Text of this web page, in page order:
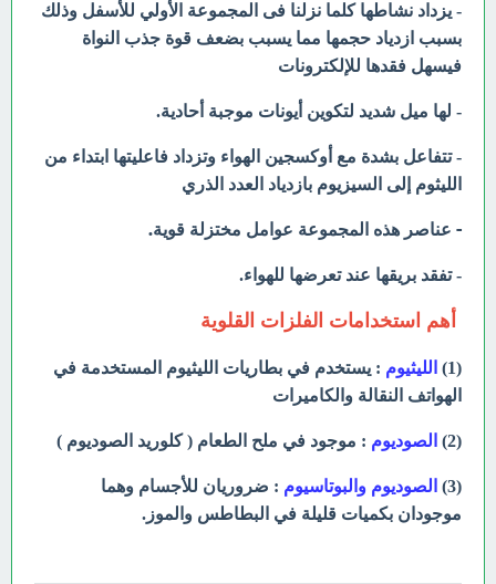
- يزداد نشاطها كلما نزلنا فى المجموعة الأولي للأسفل وذلك
بسبب ازدياد حجمها مما يسبب بضعف قوة جذب النواة
فيسهل فقدها للإلكترونات
- لها ميل شديد لتكوين أيونات موجبة أحادية.
- تتفاعل بشدة مع أوكسجين الهواء وتزداد فاعليتها ابتداء من
الليثوم إلى السيزيوم بازدياد العدد الذري
- عناصر هذه المجموعة عوامل مختزلة قوية.
- تفقد بريقها عند تعرضها للهواء.
أهم استخدامات الفلزات القلوية
(1) الليثيوم : يستخدم في بطاريات الليثيوم المستخدمة في
الهواتف النقالة والكاميرات
(2) الصوديوم : موجود في ملح الطعام ( كلوريد الصوديوم )
(3) الصوديوم والبوتاسيوم : ضروريان للأجسام وهما
موجودان بكميات قليلة في البطاطس والموز.